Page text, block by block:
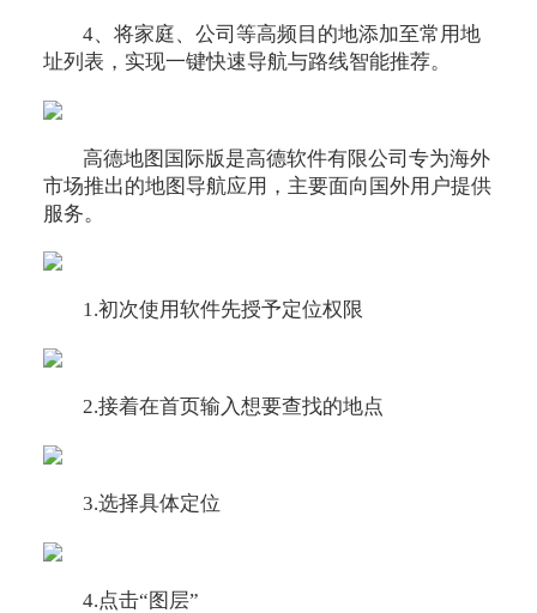
4、将家庭、公司等高频目的地添加至常用地
址列表，实现一键快速导航与路线智能推荐。
高德地图国际版是高德软件有限公司专为海外
市场推出的地图导航应用，主要面向国外用户提供
服务。
1.初次使用软件先授予定位权限
2.接着在首页输入想要查找的地点
3.选择具体定位
4.点击“图层”